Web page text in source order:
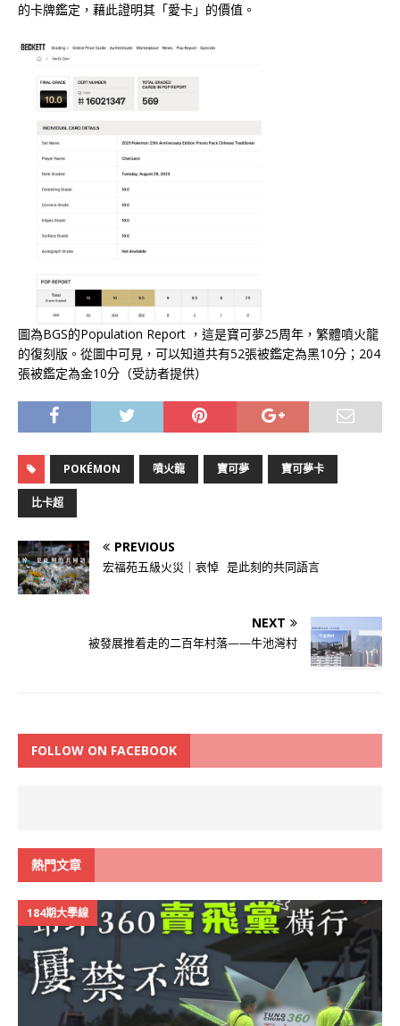
的卡牌鑑定，藉此證明其「愛卡」的價值。
圖為BGS的Population Report ，這是寶可夢25周年，繁體噴火龍
的復刻版。從圖中可見，可以知道共有52張被鑑定為黑10分；204
張被鑑定為金10分（受訪者提供）
POKÉMON 噴火龍 寶可夢 寶可夢卡
比卡超
PREVIOUS
宏福苑五級火災｜哀悼 是此刻的共同語言
NEXT
被發展推着走的二百年村落——牛池灣村
FOLLOW ON FACEBOOK
熱門文章
184期大學線